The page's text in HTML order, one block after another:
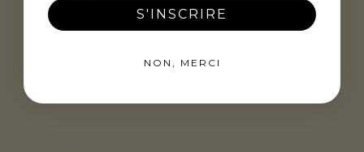
Nos marques
Conseils & Evénements
S'INSCRIRE
NON, MERCI